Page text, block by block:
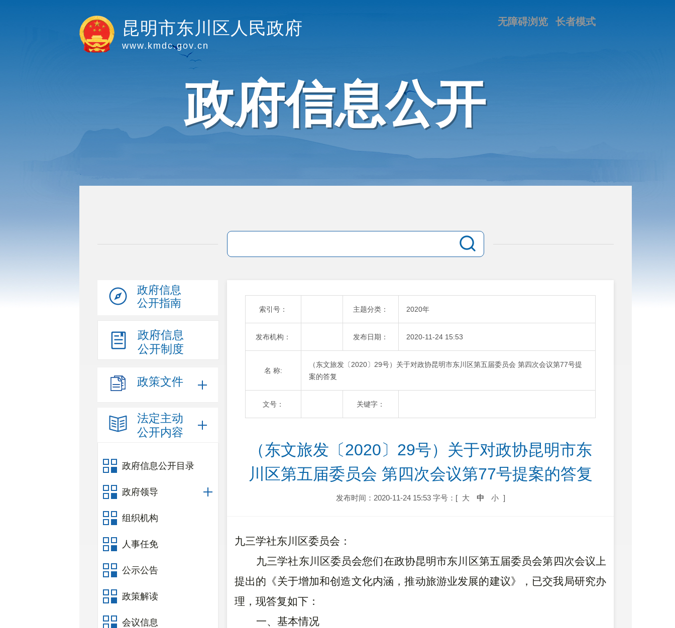
长者模式
无障碍浏览
昆明市东川区人民政府
www.kmdc.gov.cn
政府信息公开
政府信息
公开指南
政府信息
公开制度
政策文件
法定主动
公开内容
政府信息公开目录
政府领导
组织机构
人事任免
公示公告
政策解读
会议信息
索引号： 主题分类： 2020年
发布机构： 发布日期： 2020-11-24 15:53
名 称:
（东文旅发〔2020〕29号）关于对政协昆明市东川区第五届委员会 第四次会议第77号提
案的答复
文号： 关键字：
（东文旅发〔2020〕29号）关于对政协昆明市东
川区第五届委员会 第四次会议第77号提案的答复
发布时间：2020-11-24 15:53 字号：[ 大 中 小 ]
九三学社东川区委员会：
九三学社东川区委员会您们在政协昆明市东川区第五届委员会第四次会议上
提出的《关于增加和创造文化内涵，推动旅游业发展的建议》，已交我局研究办
理，现答复如下：
一、基本情况